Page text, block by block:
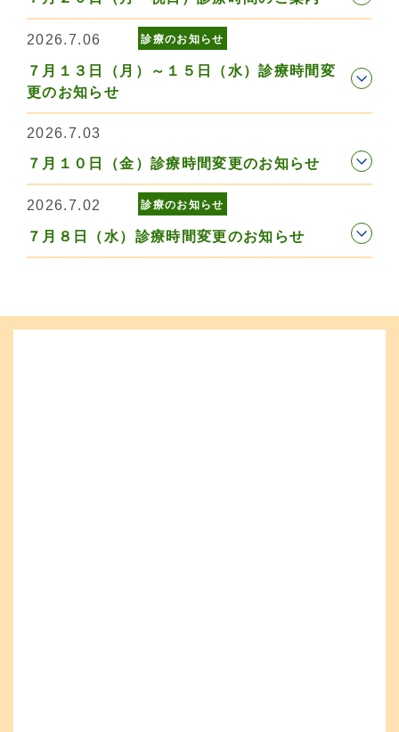
2026.7.06 診療のお知らせ
７月１３日（月）～１５日（水）診療時間変
更のお知らせ
2026.7.03
７月１０日（金）診療時間変更のお知らせ
2026.7.02 診療のお知らせ
７月８日（水）診療時間変更のお知らせ